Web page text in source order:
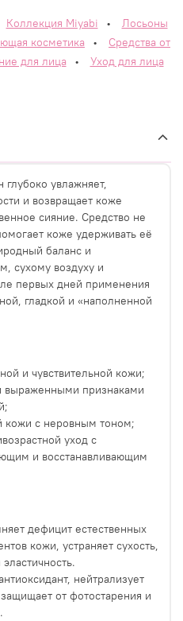
Коллекция Miyabi •
Лосьоны
косметика •
Средства от
для лица • Уход для лица
глубоко увлажняет,
и возвращает коже
сияние. Средство не
коже удерживать её
баланс и
сухому воздуху и
первых дней применения
гладкой и «наполненной
и чувствительной кожи;
признаками
кожи с неровным тоном;
уход с
и восстанавливающим
дефицит естественных
кожи, устраняет сухость,
нейтрализует
от фотостарения и